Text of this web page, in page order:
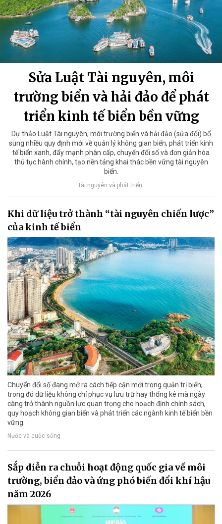
Sửa Luật Tài nguyên, môi
trường biển và hải đảo để phát
triển kinh tế biển bền vững
Dự thảo Luật Tài nguyên, môi trường biển và hải đảo (sửa đổi) bổ
sung nhiều quy định mới về quản lý không gian biển, phát triển kinh
tế biển xanh, đẩy mạnh phân cấp, chuyển đổi số và đơn giản hóa
thủ tục hành chính, tạo nền tảng khai thác bền vững tài nguyên
biển.
Tài nguyên và phát triển
Khi dữ liệu trở thành “tài nguyên chiến lược”
của kinh tế biển
Chuyển đổi số đang mở ra cách tiếp cận mới trong quản trị biển,
trong đó dữ liệu không chỉ phục vụ lưu trữ hay thống kê mà ngày
càng trở thành nguồn lực quan trọng cho hoạch định chính sách,
quy hoạch không gian biển và phát triển các ngành kinh tế biển bền
vững.
Nước và cuộc sống
Sắp diễn ra chuỗi hoạt động quốc gia về môi
trường, biển đảo và ứng phó biến đổi khí hậu
năm 2026